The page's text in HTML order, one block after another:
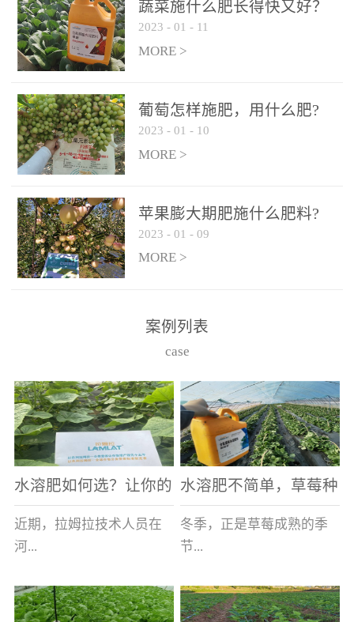
合大量元素水溶肥一起使
用，促使果实膨大，果肉
饱满，品质好，果、枝健
后期∶冲施、滴灌2.5-5kg/
亩/次配合大量元素水溶肥
一起使用，果实转色均
匀，口感好，糖度提高，
预防枝叶早衰。5、叶面喷
施︰浓度800-1500倍（1-
6kg/公顷，间隔10-14天一
次，喷1-3次。
合大量元素水溶肥一起使
后期∶冲施、滴灌2.5-5kg/
亩/次配合大量元素水溶肥
施︰浓度800-1500倍（1-
蔬菜施什么肥长得快又好？
2023 - 01 - 11
MORE >
葡萄怎样施肥，用什么肥?
2023 - 01 - 10
MORE >
苹果膨大期肥施什么肥料?
2023 - 01 - 09
MORE >
案例列表
case
水溶肥如何选？让你的
老棚土好产量高
近期，拉姆拉技术人员在
河...
南走访时，发现当地许多
水溶肥不简单，草莓种
植户指名要使用
冬季，正是草莓成熟的季
节...
，也是山东窦大哥开心的